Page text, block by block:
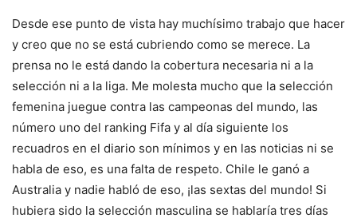
Desde ese punto de vista hay muchísimo trabajo que hacer
y creo que no se está cubriendo como se merece. La
prensa no le está dando la cobertura necesaria ni a la
selección ni a la liga. Me molesta mucho que la selección
femenina juegue contra las campeonas del mundo, las
número uno del ranking Fifa y al día siguiente los
recuadros en el diario son mínimos y en las noticias ni se
habla de eso, es una falta de respeto. Chile le ganó a
Australia y nadie habló de eso, ¡las sextas del mundo! Si
hubiera sido la selección masculina se hablaría tres días